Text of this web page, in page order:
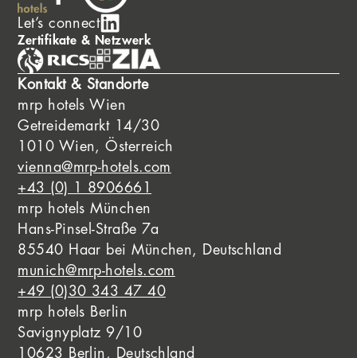
Let’s connect
Zertifikate & Netzwerk
Kontakt & Standorte
mrp hotels Wien
Getreidemarkt 14/30
1010 Wien, Österreich
vienna@mrp-hotels.com
+43 (0) 1 8906661
mrp hotels München
Hans-Pinsel-Straße 7a
85540 Haar bei München, Deutschland
munich@mrp-hotels.com
+49 (0)30 343 47 40
mrp hotels Berlin
Savignyplatz 9/10
10623 Berlin, Deutschland